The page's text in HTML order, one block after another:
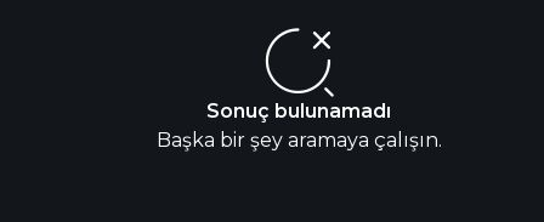
Sonuç bulunamadı
Başka bir şey aramaya çalışın.